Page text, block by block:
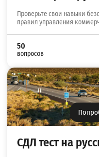
Проверьте свои навыки
правил управления
50
вопросов
СДЛ тест на